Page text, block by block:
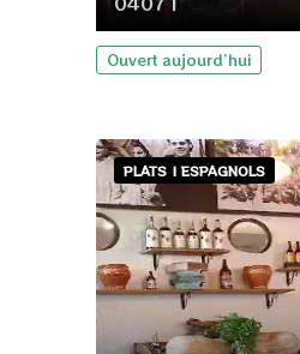
Ouvert aujourd’hui
PLATS | ESPAGNOLS